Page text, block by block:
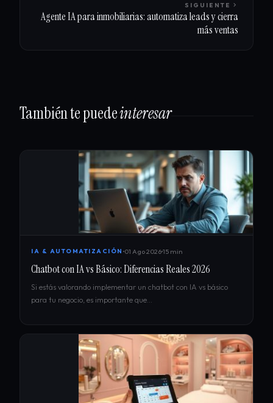
SIGUIENTE
Agente IA para inmobiliarias: automatiza leads y cierra
más ventas
También te puedeinteresar
IA & AUTOMATIZACIÓN 01 Ago 202615 min
Chatbot con IA vs Básico: Diferencias Reales 2026
Si estás valorando implementar un chatbot con IA vs básico
para tu negocio, es importante que…